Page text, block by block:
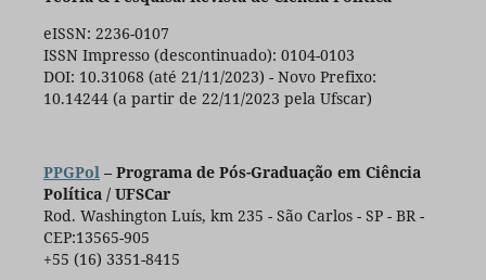
eISSN: 2236-0107
ISSN Impresso (descontinuado): 0104-0103
DOI: 10.31068 (até 21/11/2023) - Novo Prefixo:
10.14244 (a partir de 22/11/2023 pela Ufscar)
PPGPol– Programa de Pós-Graduação em Ciência
Política / UFSCar
Rod. Washington Luís, km 235 - São Carlos - SP - BR -
CEP:13565-905
+55 (16) 3351-8415